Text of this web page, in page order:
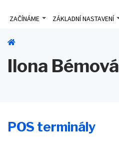
ZAČÍNÁME ZÁKLADNÍ NASTAVENÍ
Ilona Bémová
POS terminály